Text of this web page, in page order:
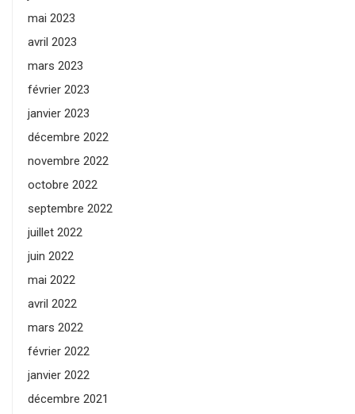
mai 2023
avril 2023
mars 2023
février 2023
janvier 2023
décembre 2022
novembre 2022
octobre 2022
septembre 2022
juillet 2022
juin 2022
mai 2022
avril 2022
mars 2022
février 2022
janvier 2022
décembre 2021